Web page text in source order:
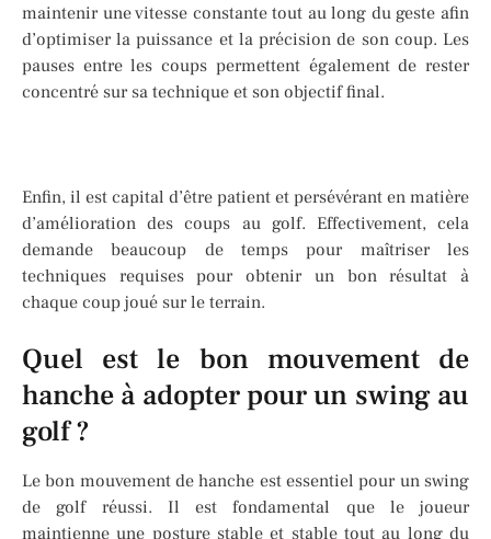
maintenir une vitesse constante tout au long du geste afin
d’optimiser la puissance et la précision de son coup. Les
pauses entre les coups permettent également de rester
concentré sur sa technique et son objectif final.
Enfin, il est capital d’être patient et persévérant en matière
d’amélioration des coups au golf. Effectivement, cela
demande beaucoup de temps pour maîtriser les
techniques requises pour obtenir un bon résultat à
chaque coup joué sur le terrain.
Quel est le bon mouvement de
hanche à adopter pour un swing au
golf ?
Le bon mouvement de hanche est essentiel pour un swing
de golf réussi. Il est fondamental que le joueur
maintienne une posture stable et stable tout au long du